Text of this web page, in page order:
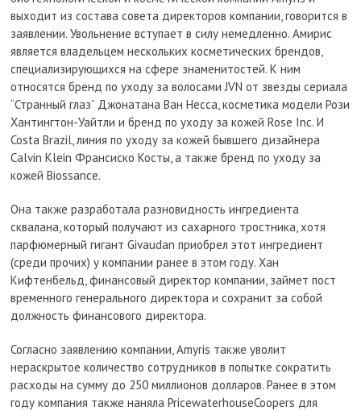
выходит из состава совета директоров компании, говорится в
заявлении. Увольнение вступает в силу немедленно. Амирис
является владельцем нескольких косметических брендов,
специализирующихся на сфере знаменитостей. К ним
относятся бренд по уходу за волосами JVN от звезды сериала
“Странный глаз” Джонатана Ван Несса, косметика модели Рози
Хантингтон-Уайтли и бренд по уходу за кожей Rose Inc. И
Costa Brazil, линия по уходу за кожей бывшего дизайнера
Calvin Klein Франсиско Косты, а также бренд по уходу за
кожей Biossance.
Она также разработала разновидность ингредиента
сквалана, который получают из сахарного тростника, хотя
парфюмерный гигант Givaudan приобрел этот ингредиент
(среди прочих) у компании ранее в этом году. Хан
Кифтенбельд, финансовый директор компании, займет пост
временного генерального директора и сохранит за собой
должность финансового директора.
Согласно заявлению компании, Amyris также уволит
нераскрытое количество сотрудников в попытке сократить
расходы на сумму до 250 миллионов долларов. Ранее в этом
году компания также наняла PricewaterhouseCoopers для